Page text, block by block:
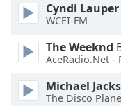
Font
Size
Text
Edge
Style
Cyndi Lauper
WCEI-FM
The Weeknd
AceRadio.Net -
Michael
The Disco